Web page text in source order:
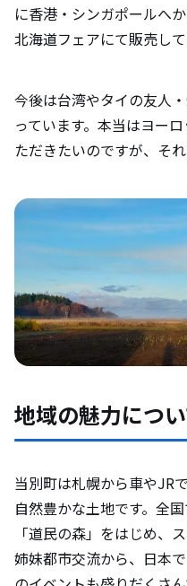
に香港・シンガポールへ
北海道フェアにて販売して
今後は台湾やタイの友人
っています。本当はヨー
ただきたいのですが、そ
地域の魅力につ
当別町は札幌から車やJR
自然豊かな土地です。全
「道民の森」をはじめ、
姉妹都市交流から、日本